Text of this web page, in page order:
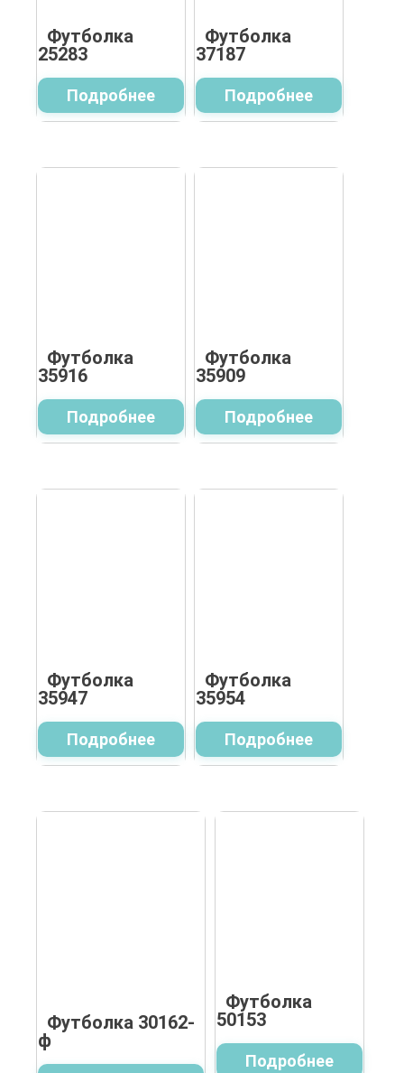
Футболка
25283
Подробнее
Футболка
37187
Подробнее
Футболка
35916
Подробнее
Футболка
35909
Подробнее
Футболка
35947
Подробнее
Футболка
35954
Подробнее
Футболка 30162-
ф
Футболка
50153
Подробнее